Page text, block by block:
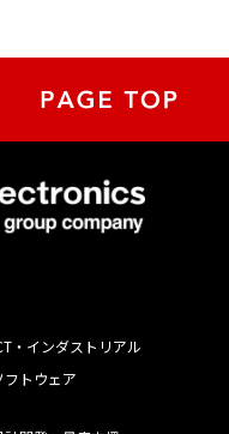
・インダストリアル
フトウェア